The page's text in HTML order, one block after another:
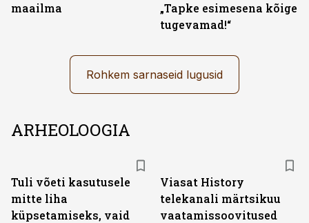
maailma
„Tapke esimesena kõige
tugevamad!“
Rohkem sarnaseid lugusid
ARHEOLOOGIA
Tuli võeti kasutusele
mitte liha
küpsetamiseks, vaid
Viasat History
telekanali märtsikuu
vaatamissoovitused